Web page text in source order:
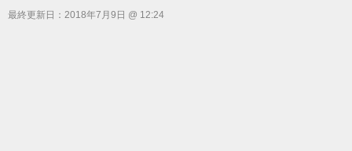
最終更新日： 2018年7月9日 @ 12:24